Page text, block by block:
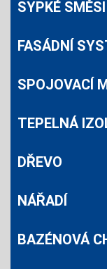
SYPKÉ SMĚSI
FASÁDNÍ
SPOJOVACÍ
TEPELNÁ
DŘEVO
NÁŘADÍ
BAZÉNOVÁ